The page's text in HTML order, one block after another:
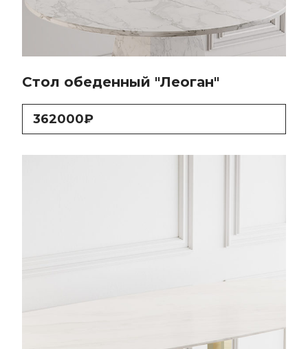
Стол обеденный "Леоган"
362000₽